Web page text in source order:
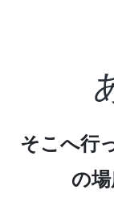
そこへ行
の